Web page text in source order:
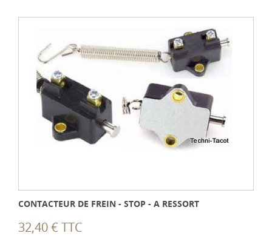
CONTACTEUR DE FREIN - STOP - A RESSORT
32,40 € TTC